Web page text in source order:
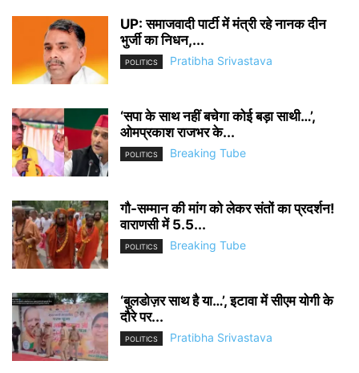
UP: समाजवादी पार्टी में मंत्री रहे नानक दीन
भुर्जी का निधन,...
POLITICS Pratibha Srivastava
‘सपा के साथ नहीं बचेगा कोई बड़ा साथी…’,
ओमप्रकाश राजभर के...
POLITICS Breaking Tube
गौ-सम्मान की मांग को लेकर संतों का प्रदर्शन!
वाराणसी में 5.5...
POLITICS Breaking Tube
‘बुलडोज़र साथ है या…’, इटावा में सीएम योगी के
दौरे पर...
POLITICS Pratibha Srivastava